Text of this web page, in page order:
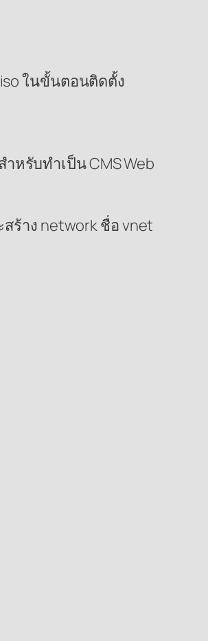
ในขั้นตอนติดตั้ง
หรับทำเป็น CMS Web
ร้าง network ชื่อ vnet